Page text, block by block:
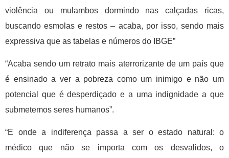
violência ou mulambos dormindo nas calçadas ricas,
buscando esmolas e restos – acaba, por isso, sendo mais
expressiva que as tabelas e números do IBGE”
“Acaba sendo um retrato mais aterrorizante de um país que
é ensinado a ver a pobreza como um inimigo e não um
potencial que é desperdiçado e a uma indignidade a que
submetemos seres humanos”.
“E onde a indiferença passa a ser o estado natural: o
médico que não se importa com os desvalidos, o